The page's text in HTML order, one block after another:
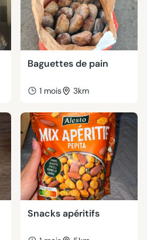
Baguettes de pain
1 mois 3km
Snacks apéritifs